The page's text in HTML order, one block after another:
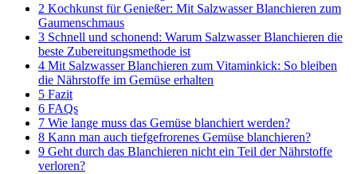
2 Kochkunst für Genießer: Mit Salzwasser Blanchieren zum
Gaumenschmaus
3 Schnell und schonend: Warum Salzwasser Blanchieren die
beste Zubereitungsmethode ist
4 Mit Salzwasser Blanchieren zum Vitaminkick: So bleiben
die Nährstoffe im Gemüse erhalten
5 Fazit
6 FAQs
7 Wie lange muss das Gemüse blanchiert werden?
8 Kann man auch tiefgefrorenes Gemüse blanchieren?
9 Geht durch das Blanchieren nicht ein Teil der Nährstoffe
verloren?